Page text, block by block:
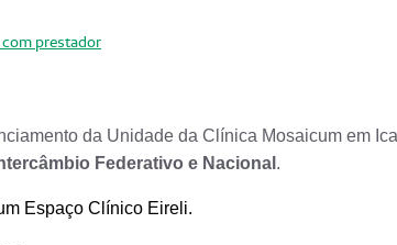
prestador
da Unidade da Clínica Mosaicum em
Federativo e Nacional .
Espaço Clínico Eireli.